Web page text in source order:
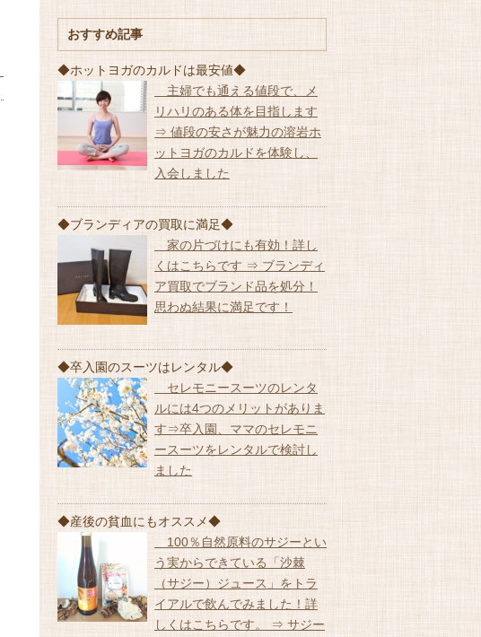
おすすめ記事
◆ホットヨガのカルドは最安値◆
主婦でも通える値段で、メ
リハリのある体を目指します
⇒ 値段の安さが魅力の溶岩ホ
ットヨガのカルドを体験し、
入会しました
◆ブランディアの買取に満足◆
家の片づけにも有効！詳し
くはこちらです ⇒ ブランディ
ア買取でブランド品を処分！
思わぬ結果に満足です！
◆卒入園のスーツはレンタル◆
セレモニースーツのレンタ
ルには4つのメリットがありま
す⇒卒入園、ママのセレモニ
ースーツをレンタルで検討し
ました
◆産後の貧血にもオススメ◆
100％自然原料のサジーとい
う実からできている「沙棘
（サジー）ジュース」をトラ
イアルで飲んでみました！詳
しくはこちらです。 ⇒ サジー